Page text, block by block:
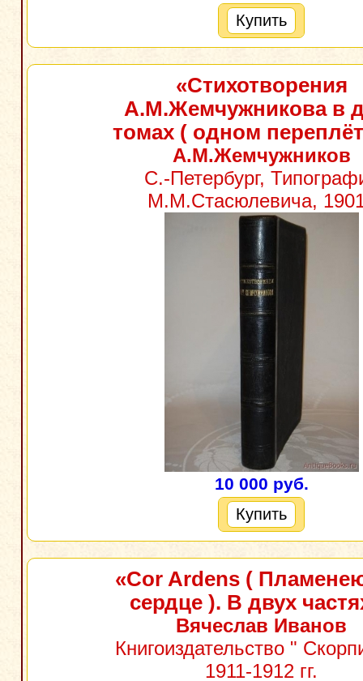
Купить
«Стихотворения
А.М.Жемчужникова в
томах ( одном
А.М.Жемчужников
С.-Петербург,
М.М.Стасюлевича,
10 000 руб.
Купить
«Сor Ardens (
сердце ). В двух
Вячеслав Иванов
Книгоиздательство "
1911-1912 гг.